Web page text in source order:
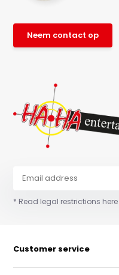
Neem contact op
* Read legal restrictions here
Customer service